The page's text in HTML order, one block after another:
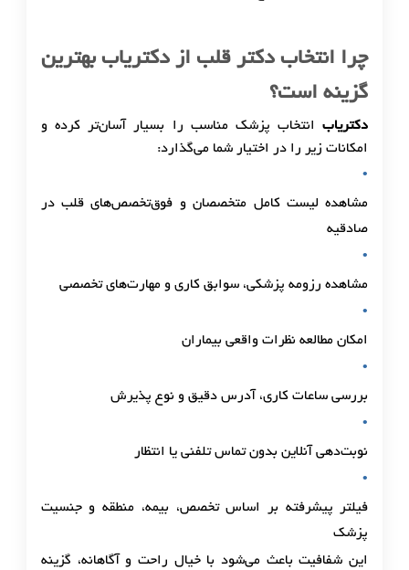
چرا انتخاب دکتر قلب از دکتریاب بهترین
گزینه است؟
دکتریابانتخاب پزشک مناسب را بسیار آسان‌تر کرده و
امکانات زیر را در اختیار شما می‌گذارد:
مشاهده لیست کامل متخصصان و فوق‌تخصص‌های قلب در
صادقیه
مشاهده رزومه پزشکی، سوابق کاری و مهارت‌های تخصصی
امکان مطالعه نظرات واقعی بیماران
بررسی ساعات کاری، آدرس دقیق و نوع پذیرش
نوبت‌دهی آنلاین بدون تماس تلفنی یا انتظار
فیلتر پیشرفته بر اساس تخصص، بیمه، منطقه و جنسیت
پزشک
این شفافیت باعث می‌شود با خیال راحت و آگاهانه، گزینه